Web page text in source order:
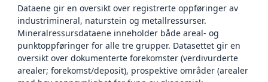
Dataene gir en oversikt over registrerte oppføringer av
industrimineral, naturstein og metallressurser.
Mineralressursdataene inneholder både areal- og
punktoppføringer for alle tre grupper. Datasettet gir en
oversikt over dokumenterte forekomster (verdivurderte
arealer; forekomst/deposit), prospektive områder (arealer